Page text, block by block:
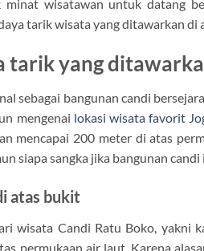
minat wisatawan untuk datang
tarik wisata yang ditawarkan di
tarik yang
sebagai bangunan candi
mengenai lokasi wisata favorit
mencapai 200 meter di atas
siapa sangka jika bangunan
atas bukit
wisata Candi Ratu Boko, yakni
permukaan air laut. Karena